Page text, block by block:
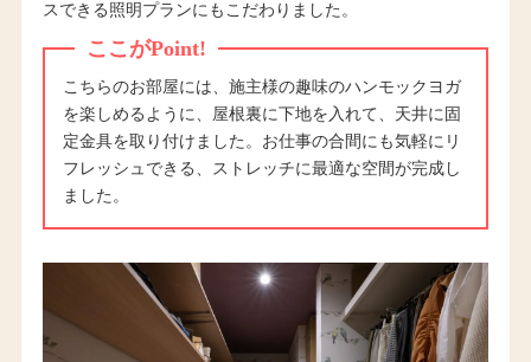
スできる照明プランにもこだわりました。
ここがPoint!
こちらのお部屋には、施主様の趣味のハンモックヨガ
を楽しめるように、屋根裏に下地を入れて、天井に固
定金具を取り付けました。お仕事の合間にも気軽にリ
フレッシュできる、ストレッチに最適な空間が完成し
ました。